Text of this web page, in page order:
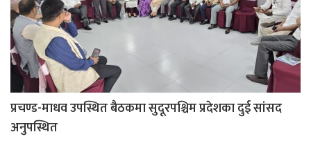
प्रचण्ड-माधव उपस्थित बैठकमा सुदूरपश्चिम प्रदेशका दुई सांसद
अनुपस्थित